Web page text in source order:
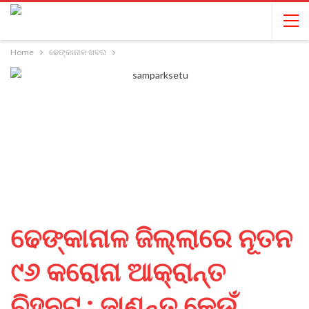
Home ଢେଙ୍କାନାଳ ଖବର
ଢେଙ୍କାନାଳ ଜିଲ୍ଲାରେ ନୂତନ
୯୬ କରୋନା ଆକ୍ରାନ୍ତ